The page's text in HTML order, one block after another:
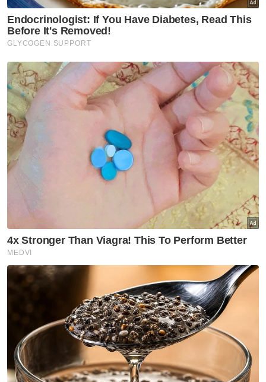
tempatan dipercayai bertanggungjawab
mencari pembeli bagi urusan penjualan
hidupan liar berkenaan.
"Selain itu turut ditahan tiga lelaki Orang Asli
dipercayai terbabit dalam membantu aktiviti
penjualan hidupan liar serta seorang lelaki
tempatan dipercayai menyembunyikan
rangka tulang harimau terbabit," katanya
dalam satu kenyataan pada Sabtu.
Artikel Berkaitan:
Operasi bersepadu besar-besaran bas persiaran
Stadium Shah Alam boleh diroboh bila-bila masa
Bangkai harimau belang ditemui dalam sungai di
Kuala Krai